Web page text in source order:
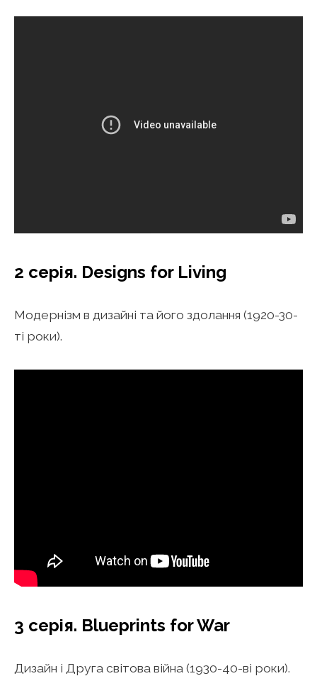
2 серія. Designs for Living
Модернізм в дизайні та його здолання (1920-30-
ті роки).
3 серія. Blueprints for War
Дизайн і Друга світова війна (1930-40-ві роки).